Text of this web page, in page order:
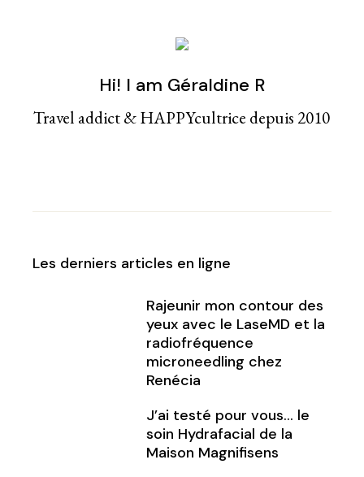
Hi! I am Géraldine R
Travel addict & HAPPYcultrice depuis 2010
Les derniers articles en ligne
Rajeunir mon contour des
yeux avec le LaseMD et la
radiofréquence
microneedling chez
Renécia
J’ai testé pour vous… le
soin Hydrafacial de la
Maison Magnifisens